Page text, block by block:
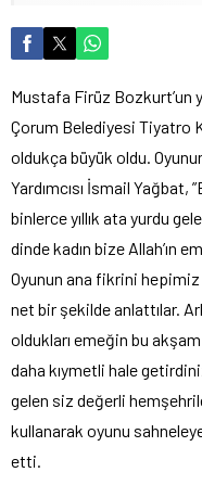
Mustafa Firüz Bozkurt’un
Çorum Belediyesi Tiyatro
oldukça büyük oldu.
Yardımcısı İsmail Yağbat,
binlerce yıllık ata yurdu
dinde kadın bize Allah’ın
Oyunun ana fikrini hepimiz
net bir şekilde anlattılar.
oldukları emeğin bu akşam
daha kıymetli hale
gelen siz değerli
kullanarak oyunu
etti.